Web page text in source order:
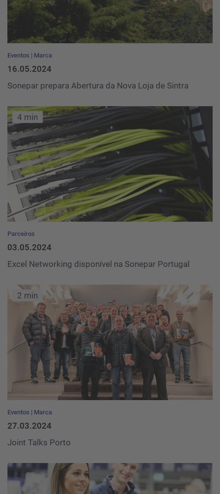
Eventos Marca
16.05.2024
Sonepar prepara Abertura da Nova Loja de Sintra
4 min
Parceiros
03.05.2024
Excel Networking disponível na Sonepar Portugal
2 min
Eventos Marca
27.03.2024
Joint Talks Porto